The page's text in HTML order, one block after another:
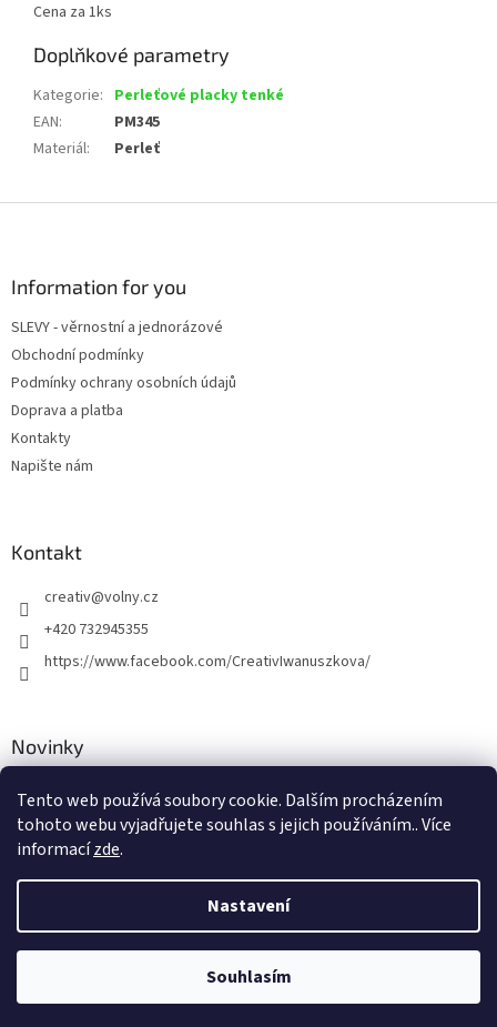
Tento web používá soubory cookie. Dalším procházením
tohoto webu vyjadřujete souhlas s jejich používáním.. Více
informacízde.
Nastavení
Souhlasím
Cena za 1ks
Doplňkové parametry
Kategorie: Perleťové placky tenké
EAN:
PM345
Materiál: Perleť
Information for you
SLEVY - věrnostní a jednorázové
Obchodní podmínky
Podmínky ochrany osobních údajů
Doprava a platba
Kontakty
Napište nám
Kontakt
creativ@volny.cz
+420 732945355
https://www.facebook.com/CreativIwanuszkova/
Novinky
30.8.2018
Vytvořil Shoptet
Creativ. Všechna práva vyhrazena.